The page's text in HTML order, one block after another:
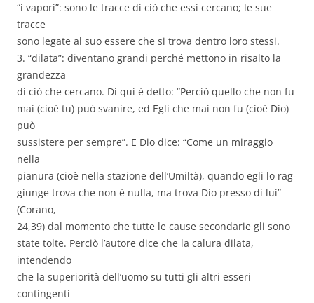
“i vapori”: sono le tracce di ciò che essi cercano; le sue
tracce
sono legate al suo essere che si trova dentro loro stessi.
3. “dilata”: diventano grandi perché mettono in risalto la
grandezza
di ciò che cercano. Di qui è detto: “Perciò quello che non fu
mai (cioè tu) può svanire, ed Egli che mai non fu (cioè Dio)
può
sussistere per sempre”. E Dio dice: “Come un miraggio
nella
pianura (cioè nella stazione dell’Umiltà), quando egli lo rag-
giunge trova che non è nulla, ma trova Dio presso di lui”
(Corano,
24,39) dal momento che tutte le cause secondarie gli sono
state tolte. Perciò l’autore dice che la calura dilata,
intendendo
che la superiorità dell’uomo su tutti gli altri esseri
contingenti